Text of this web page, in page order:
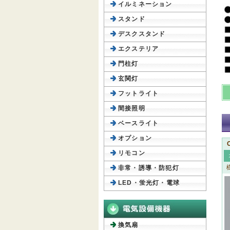
イルミネーション
スタンド
デスクスタンド
エクステリア
門柱灯
玄関灯
フットライト
間接照明
ベースライト
オプション
リモコン
非常・誘導・防犯灯
LED・蛍光灯・電球
換気扇